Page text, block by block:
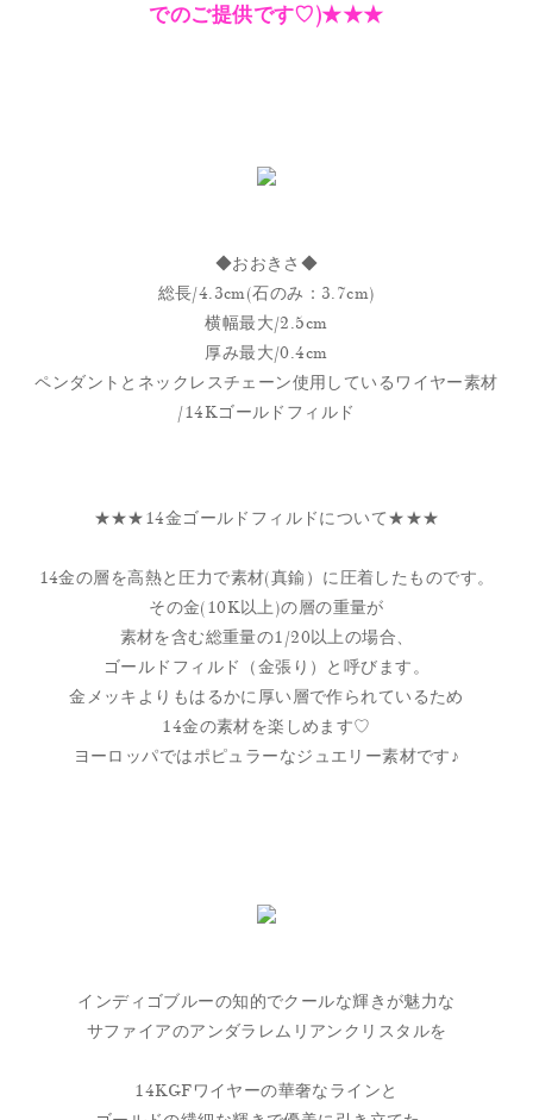
でのご提供です♡)★★★
◆おおきさ◆
総長/4.3cm(石のみ：3.7cm)
横幅最大/2.5cm
厚み最大/0.4cm
ペンダントとネックレスチェーン使用しているワイヤー素材
/14Kゴールドフィルド
★★★14金ゴールドフィルドについて★★★
14金の層を高熱と圧力で素材(真鍮）に圧着したものです。
その金(10K以上)の層の重量が
素材を含む総重量の1/20以上の場合、
ゴールドフィルド（金張り）と呼びます。
金メッキよりもはるかに厚い層で作られているため
14金の素材を楽しめます♡
ヨーロッパではポピュラーなジュエリー素材です♪
インディゴブルーの知的でクールな輝きが魅力な
サファイアのアンダラレムリアンクリスタルを
14KGFワイヤーの華奢なラインと